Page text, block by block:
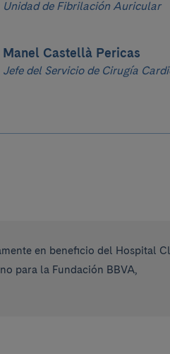
Unidad de Fibrilación Auricular
Manel Castellà Pericas
Jefe del Servicio de Cirugía
en beneficio del Hospital
para la Fundación BBVA,